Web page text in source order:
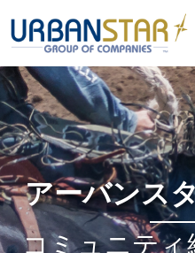
アーバンス
コミュニティ